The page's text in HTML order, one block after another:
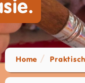
Home Praktisch